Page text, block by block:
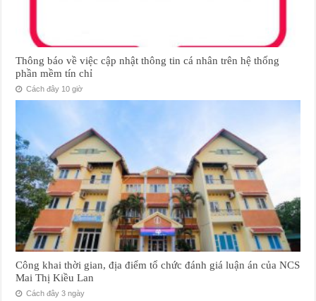
Thông báo về việc cập nhật thông tin cá nhân trên hệ thống
phần mềm tín chỉ
Cách đây 10 giờ
Công khai thời gian, địa điểm tổ chức đánh giá luận án của NCS
Mai Thị Kiều Lan
Cách đây 3 ngày